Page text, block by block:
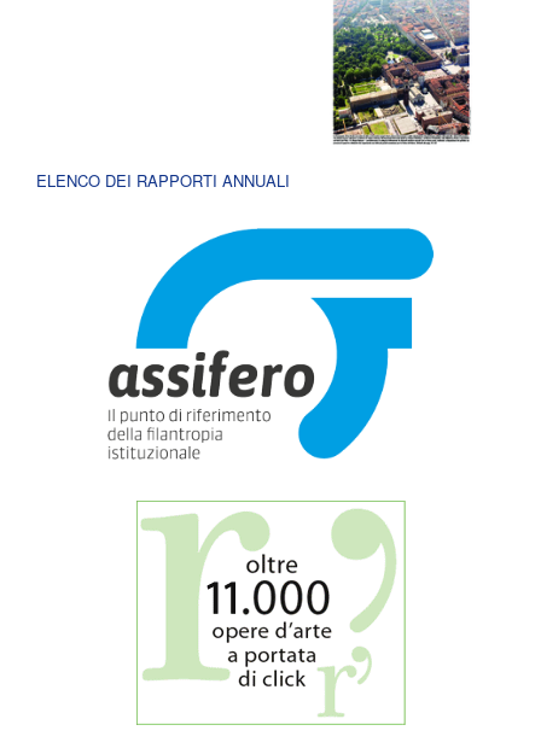
ELENCO DEI RAPPORTI ANNUALI